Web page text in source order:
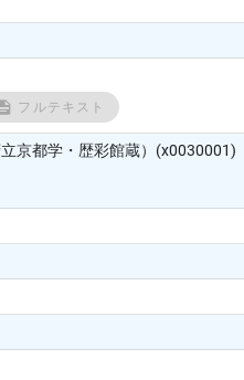
フルテキスト
京都学・歴彩館蔵）(x0030001)